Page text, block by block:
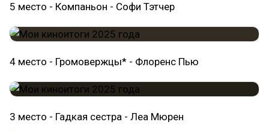
5 место - Компаньон - Софи Тэтчер
4 место - Громовержцы* - Флоренс Пью
3 место - Гадкая сестра - Леа Мюрен